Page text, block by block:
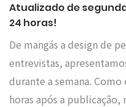
Atualizado de
24 horas!
De mangás a design de
entrevistas,
durante a semana.
horas após a